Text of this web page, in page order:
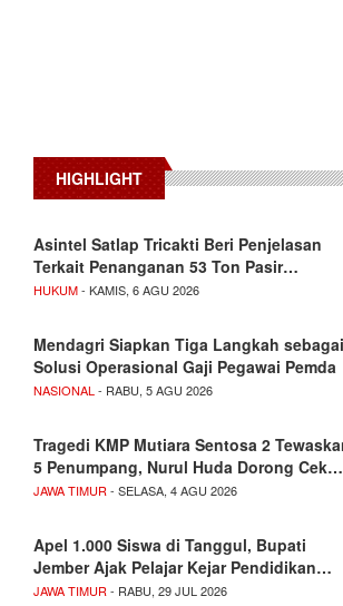
HIGHLIGHT
Asintel Satlap Tricakti Beri Penjelasan
Terkait Penanganan 53 Ton Pasir…
HUKUM- KAMIS, 6 AGU 2026
Mendagri Siapkan Tiga Langkah sebagai
Solusi Operasional Gaji Pegawai Pemda
NASIONAL - RABU, 5 AGU 2026
Tragedi KMP Mutiara Sentosa 2
5 Penumpang, Nurul Huda Dorong Cek…
JAWA TIMUR - SELASA, 4 AGU 2026
Apel 1.000 Siswa di Tanggul, Bupati
Jember Ajak Pelajar Kejar Pendidikan…
JAWA TIMUR - RABU, 29 JUL 2026